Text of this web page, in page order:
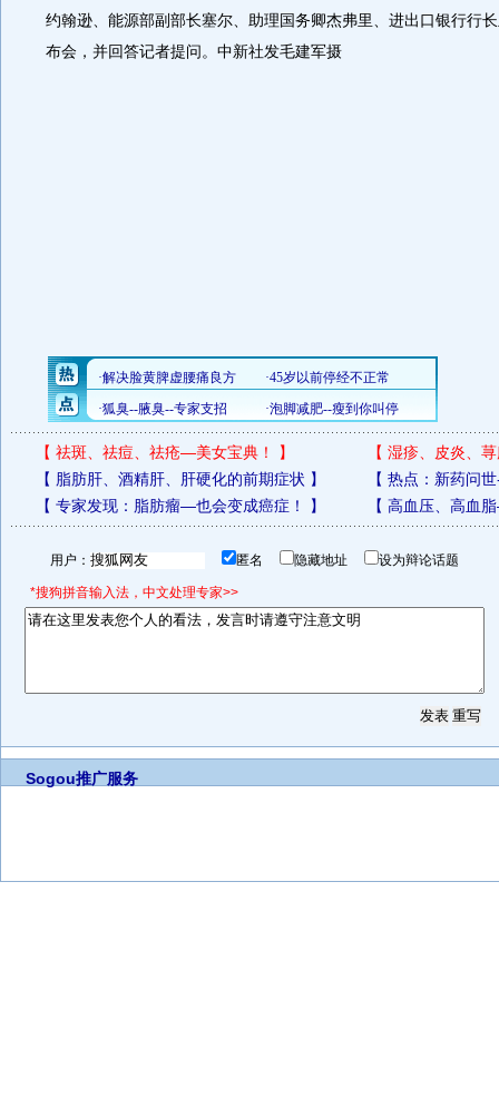
约翰逊、能源部副部长塞尔、助理国务卿杰弗里、进出口银行行
布会，并回答记者提问。中新社发毛建军摄
【 祛斑、祛痘、祛疮—美女宝典！ 】 【 湿疹、皮炎、
【 脂肪肝、酒精肝、肝硬化的前期症状 】 【 热点：新药问
【 专家发现：脂肪瘤—也会变成癌症！ 】 【 高血压、高血
用户： 匿名 隐藏地址 设为辩论话题
*搜狗拼音输入法，中文处理专家>>
Sogou推广服务